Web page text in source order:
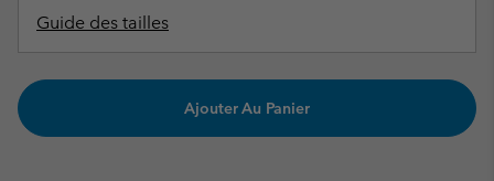
Guide des tailles
Ajouter Au Panier